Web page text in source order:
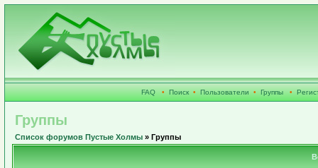
FAQ • Поиск • Пользователи • Группы •
Группы
Список форумов Пустые Холмы » Группы